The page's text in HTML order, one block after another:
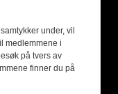
under, vil
medlemmene i
på tvers av
finner du på